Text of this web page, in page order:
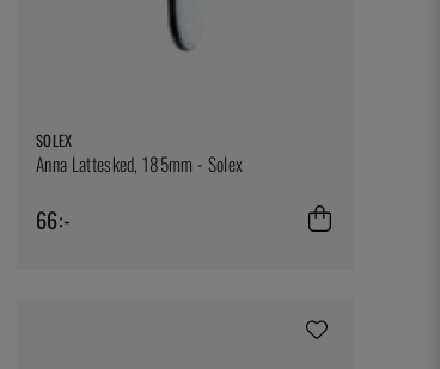
SOLEX
Anna Lattesked, 185mm - Solex
66:-